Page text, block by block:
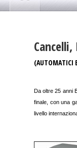
(AUTOMATICI
Da oltre 25 anni
finale, con una
livello